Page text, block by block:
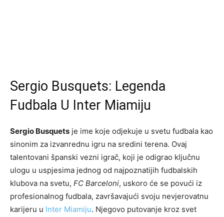
Sergio Busquets: Legenda
Fudbala U Inter Miamiju
Sergio Busquets je ime koje odjekuje u svetu fudbala kao
sinonim za izvanrednu igru na sredini terena. Ovaj
talentovani španski vezni igrač, koji je odigrao ključnu
ulogu u uspjesima jednog od najpoznatijih fudbalskih
klubova na svetu, FC Barceloni, uskoro će se povući iz
profesionalnog fudbala, završavajući svoju nevjerovatnu
karijeru u Inter Miamiju. Njegovo putovanje kroz svet